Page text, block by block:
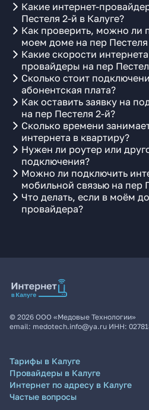
Какие интернет-
Пестеля 2-й в Калуге?
Как проверить, можно ли
моем доме на пер Пестеля
Какие скорости
провайдеры на пер
Сколько стоит
абонентская плата?
Как оставить заявку на
на пер Пестеля 2-й?
Сколько времени
интернета в квартиру?
Нужен ли роутер или
подключения?
Можно ли подключить
мобильной связью на пер
Что делать, если в моём
провайдера?
© 2026 ООО «Медовые Технологии»
email: medotech.info@ya.ru ИНН:
Тарифы в Калуге
Провайдеры в Калуге
Интернет по адресу в Калуге
Частые вопросы